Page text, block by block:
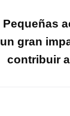
Pequeñas
un gran
contribuir